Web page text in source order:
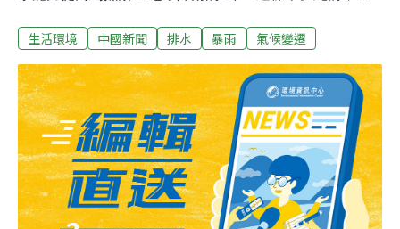
遇的降雨標準。加上此前已完成改造和建設標準較高無需
同時，將為有條件的下沉式立交橋加建調蓄水池，並採取
客水分流等措施，最終實現在降雨量達70毫米的暴雨中，
車輛仍能夠順利通過的目標。
生活環境 中國新聞 排水 暴雨 氣候變遷